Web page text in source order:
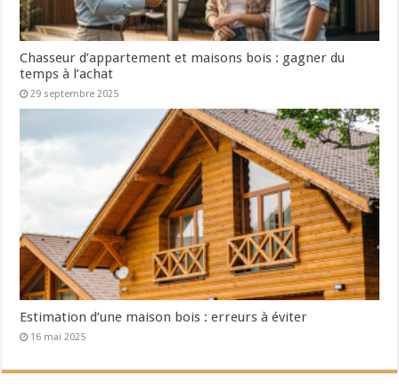
Chasseur d’appartement et maisons bois : gagner du
temps à l’achat
29 septembre 2025
Estimation d’une maison bois : erreurs à éviter
16 mai 2025